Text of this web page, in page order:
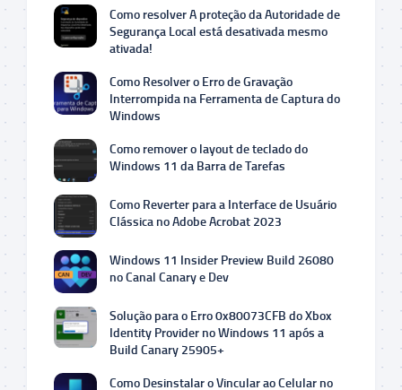
Como resolver A proteção da Autoridade de
Segurança Local está desativada mesmo
ativada!
Como Resolver o Erro de Gravação
Interrompida na Ferramenta de Captura do
Windows
Como remover o layout de teclado do
Windows 11 da Barra de Tarefas
Como Reverter para a Interface de Usuário
Clássica no Adobe Acrobat 2023
Windows 11 Insider Preview Build 26080
no Canal Canary e Dev
Solução para o Erro 0x80073CFB do Xbox
Identity Provider no Windows 11 após a
Build Canary 25905+
Como Desinstalar o Vincular ao Celular no